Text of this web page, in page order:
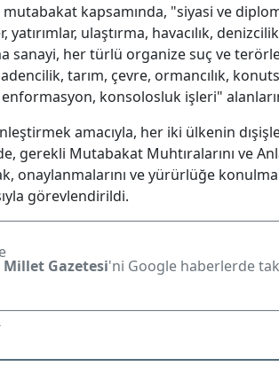
mutabakat kapsamında, "siyasi ve
yatırımlar, ulaştırma, havacılık,
sanayi, her türlü organize suç ve
tarım, çevre, ormancılık,
konsolosluk işleri"
amacıyla, her iki ülkenin
gerekli Mutabakat Muhtıralarını ve
onaylanmalarını ve yürürlüğe
görevlendirildi.
Millet Gazetesi'ni Google haberlerde